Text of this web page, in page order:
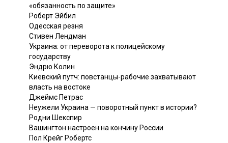
«обязанность по защите»
Роберт Эйбил
Одесская резня
Стивен Лендман
Украина: от переворота к полицейскому
государству
Эндрю Колин
Киевский путч: повстанцы-рабочие захватывают
власть на востоке
Джеймс Петрас
Неужели Украина — поворотный пункт в истории?
Родни Шекспир
Вашингтон настроен на кончину России
Пол Крейг Робертс